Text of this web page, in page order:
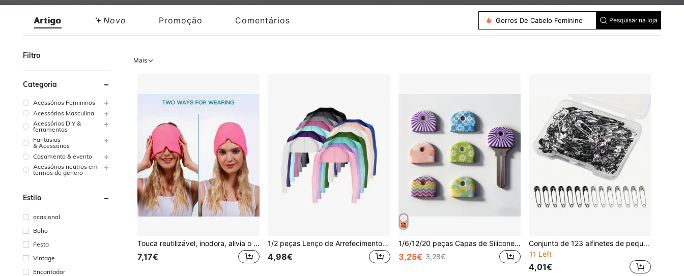
Artigo Novo Promoção Comentários
Broche Feminino
Conjuntos De Acessórios Para Fantasias
Gorros De Cabelo Feminino
Pesquisar na loja
Filtro
Categoria
Acessórios Femininos
Acessórios Masculina
Acessórios DIY &
ferramentas
Fantasias
& Acessórios
Casamento & evento
Acessórios neutros em
termos de género
Estilo
ocasional
Boho
Festa
Vintage
Encantador
Mais
Touca reutilizável, inodora, alivia o estresse e a tensão, totalmente envolvente, pode ser gelada, touca para dormir com compressa quente, ideal para verão, praia, férias e viagens.
7,17€
1/2 peças Lenço de Arrefecimento Avançado Manga de Braço Proteção Solar Confortável & Respirável Para Mulheres Homens
4,98€
1/6/12/20 peças Capas de Silicone para Chaves, Capas de Chave com Padrão Fofo Adequadas para Chaves de Casa, Anti-Arranhões Fáceis de Instalar, Protetor de Capa de Chave de Tamanho Pequeno (1.02X0.83 Polegadas), Capas de Silicone Universais para Chaves de Casa Padrão e Escola
3,25€ 3,28€
Conjunto de 123 alfinetes de pequenos - Ferramenta de fixação prática para roupa, artesanato feito à mão e acessórios criativos, design portátil, adequado para casa, estúdio e uso DIY, assistente prático de costura
11 Left
4,01€